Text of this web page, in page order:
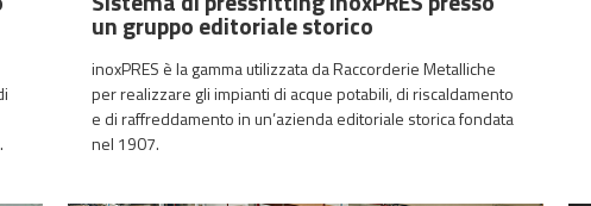
un gruppo editoriale storico
inoxPRES è la gamma utilizzata da Raccorderie Metalliche
per realizzare gli impianti di acque potabili, di riscaldamento
e di raffreddamento in un’azienda editoriale storica fondata
nel 1907.